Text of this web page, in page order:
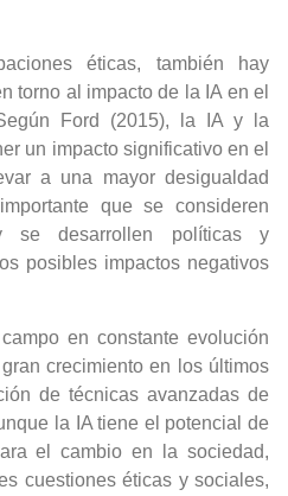
éticas, también hay
torno al impacto de la IA en el
Ford (2015), la IA y la
un impacto significativo en el
a una mayor desigualdad
que se consideren
se desarrollen políticas y
posibles impactos negativos
en constante evolución
crecimiento en los últimos
de técnicas avanzadas de
la IA tiene el potencial de
el cambio en la sociedad,
cuestiones éticas y sociales,